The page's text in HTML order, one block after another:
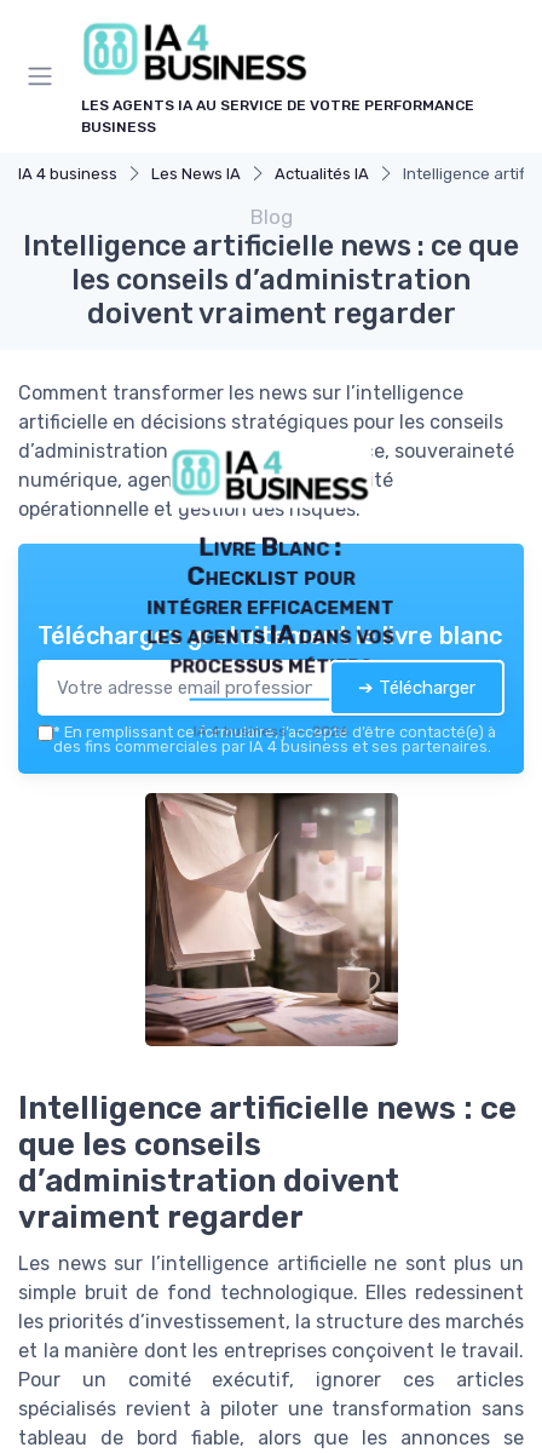
LES AGENTS IA AU SERVICE DE VOTRE PERFORMANCE
BUSINESS
IA 4 business Les News IA Actualités IA Intelligence
Blog
Intelligence artificielle news : ce que
les conseils d’administration
doivent vraiment regarder
Comment transformer les news sur l’intelligence
artificielle en décisions stratégiques pour les conseils
d’administration français : gouvernance, souveraineté
numérique, agents autonomes, efficacité
opérationnelle et gestion des risques.
Livre Blanc :
Checklist pour
intégrer efficacement
les agents IA dans vos
processus métiers
IA 4 business — 2026
Téléchargez gratuitement le livre blanc
➔ Télécharger
* En remplissant ce formulaire, j’accepte d’être contacté(e) à
des fins commerciales par IA 4 business et ses partenaires.
Intelligence artificielle news : ce
que les conseils
d’administration doivent
vraiment regarder
Les news sur l’intelligence artificielle ne sont plus un
simple bruit de fond technologique. Elles redessinent
les priorités d’investissement, la structure des marchés
et la manière dont les entreprises conçoivent le travail.
Pour un comité exécutif, ignorer ces articles
spécialisés revient à piloter une transformation sans
tableau de bord fiable, alors que les annonces se